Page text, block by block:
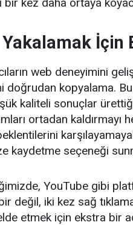
İçin
web deneyimini
doğrudan kopyalama.
kaliteli sonuçlar
ortadan
beklentilerini
kaydetme seçeneği
YouTube gibi
değil, iki kez sağ
etmek için ekstra bir